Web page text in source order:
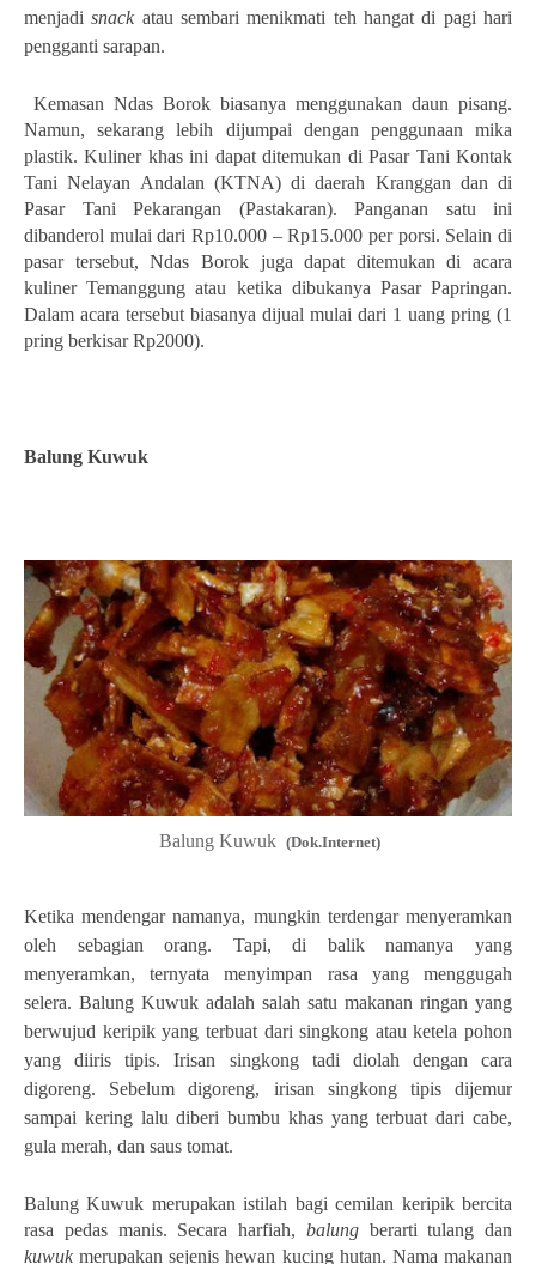
menjadisnack atau sembari menikmati teh hangat di pagi hari
pengganti sarapan.
Kemasan Ndas Borok biasanya menggunakan daun pisang.
Namun, sekarang lebih dijumpai dengan penggunaan mika
plastik. Kuliner khas ini dapat ditemukan di Pasar Tani Kontak
Tani Nelayan Andalan (KTNA) di daerah Kranggan dan di
Pasar Tani Pekarangan (Pastakaran). Panganan satu ini
dibanderol mulai dari Rp10.000 – Rp15.000 per porsi. Selain di
pasar tersebut, Ndas Borok juga dapat ditemukan di acara
kuliner Temanggung atau ketika dibukanya Pasar Papringan.
Dalam acara tersebut biasanya dijual mulai dari 1 uang pring (1
pring berkisar Rp2000).
Balung Kuwuk
Balung Kuwuk (Dok.Internet)
Ketika mendengar namanya, mungkin terdengar menyeramkan
oleh sebagian orang. Tapi, di balik namanya yang
menyeramkan, ternyata menyimpan rasa yang menggugah
selera. Balung Kuwuk adalah salah satu makanan ringan yang
berwujud keripik yang terbuat dari singkong atau ketela pohon
yang diiris tipis. Irisan singkong tadi diolah dengan cara
digoreng. Sebelum digoreng, irisan singkong tipis dijemur
sampai kering lalu diberi bumbu khas yang terbuat dari cabe,
gula merah, dan saus tomat.
Balung Kuwuk merupakan istilah bagi cemilan keripik bercita
rasa pedas manis. Secara harfiah, balungberarti tulang dan
kuwuk merupakan sejenis hewan kucing hutan. Nama makanan